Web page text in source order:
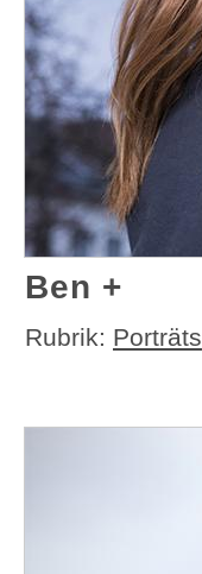
Ben +
Rubrik: Porträts